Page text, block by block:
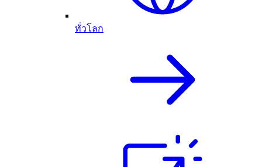
ทั่วโลก